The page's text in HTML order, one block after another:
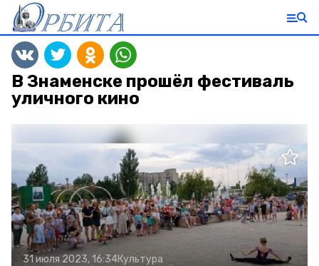
В Знаменске прошёл фестиваль
уличного кино
31 июля 2023, 16:34Культура